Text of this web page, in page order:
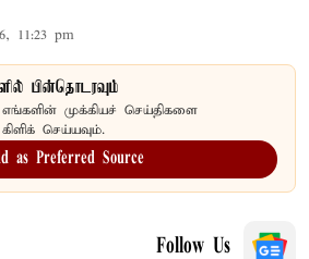
11:23 pm
பின்தொடரவும்
எங்களின் முக்கியச் செய்திகளை
செய்யவும்.
as Preferred Source
Follow Us